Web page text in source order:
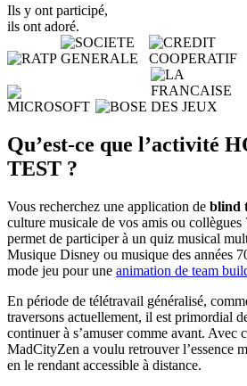
Ils y ont participé,
ils ont adoré.
Qu’est-ce que l’activité
TEST ?
Vous recherchez une application de blind
culture musicale de vos amis ou
permet de participer à un quiz musical
Musique Disney ou musique des années
mode jeu pour une animation de team
En période de télétravail généralisé,
traversons actuellement, il est primordial
continuer à s’amuser comme avant. Avec
MadCityZen a voulu retrouver l’essence
en le rendant accessible à distance.